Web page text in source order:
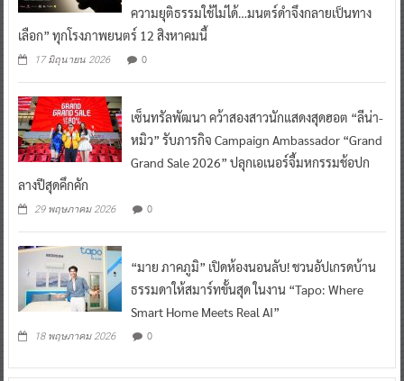
ความยุติธรรมใช้ไม่ได้…มนตร์ดำจึงกลายเป็นทาง
เลือก” ทุกโรงภาพยนตร์ 12 สิงหาคมนี้
17 มิถุนายน 2026 0
เซ็นทรัลพัฒนา คว้าสองสาวนักแสดงสุดฮอต “ลีน่า-
หมิว” รับภารกิจ Campaign Ambassador “Grand
Grand Sale 2026” ปลุกเอเนอร์จี้มหกรรมช้อปก
ลางปีสุดคึกคัก
29 พฤษภาคม 2026 0
“มาย ภาคภูมิ” เปิดห้องนอนลับ! ชวนอัปเกรดบ้าน
ธรรมดาให้สมาร์ทขั้นสุด ในงาน “Tapo: Where
Smart Home Meets Real AI”
18 พฤษภาคม 2026 0